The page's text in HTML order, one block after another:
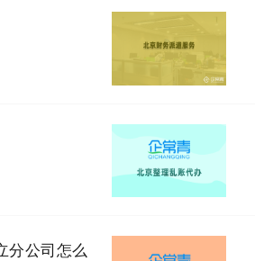
分公司怎么